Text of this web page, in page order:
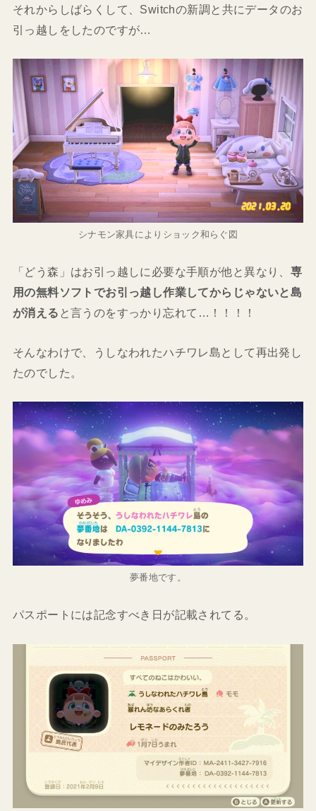
それからしばらくして、Switchの新調と共にデータのお
引っ越しをしたのですが…
シナモン家具によりショック和らぐ図
「どう森」はお引っ越しに必要な手順が他と異なり、 専
用の無料ソフトでお引っ越し作業してからじゃないと島
が消える と言うのをすっかり忘れて…！！！！
そんなわけで、うしなわれたハチワレ島として再出発し
たのでした。
夢番地です。
パスポートには記念すべき日が記載されてる。